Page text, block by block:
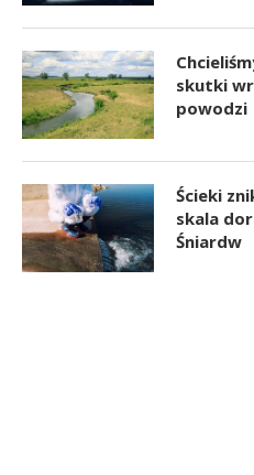
skutki
powodzi
Ścieki
skala
Śniardw